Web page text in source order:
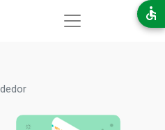
Pular para o conteúdo principal